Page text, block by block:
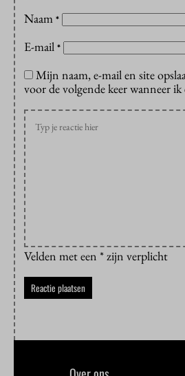
Naam *
E-mail *
Mijn naam, e-mail en site
voor de volgende keer wanneer ik
Velden met een * zijn verplicht